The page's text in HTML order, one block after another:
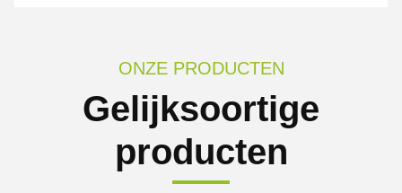
ONZE PRODUCTEN
Gelijksoortige
producten